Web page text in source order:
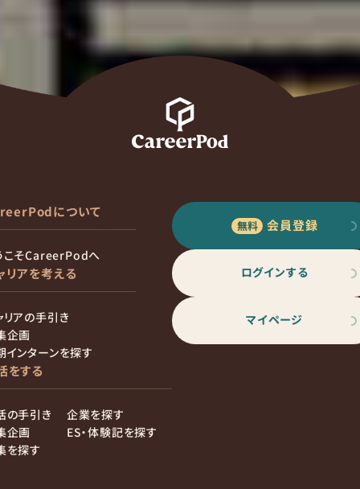
について
こそCareerPodへ
リアを考える
リアの手引き
企画
インターンを探す
をする
の手引き
企画
を探す
企業を探す
ES・体験記を探す
会員登録
ログインする
マイページ